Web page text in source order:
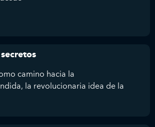
camino hacia la
la revolucionaria idea de la